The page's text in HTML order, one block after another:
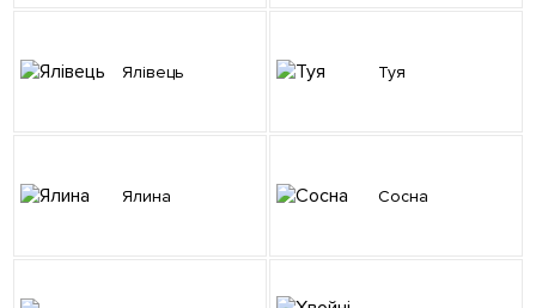
Ялівець Туя
Ялина Сосна